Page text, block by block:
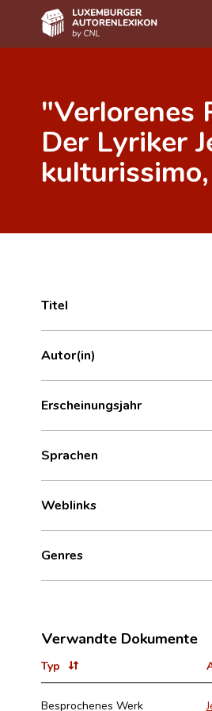
Autor(inn)en A-Z
Erweiterte Suche
Häufige Fragen und
Forschungsgruppe
"Verlorenes
Der Lyriker
Titel
Autor(in)
Erscheinungsjahr
Sprachen
Weblinks
Genres
Verwandte Dokumente
Typ
Besprochenes Werk